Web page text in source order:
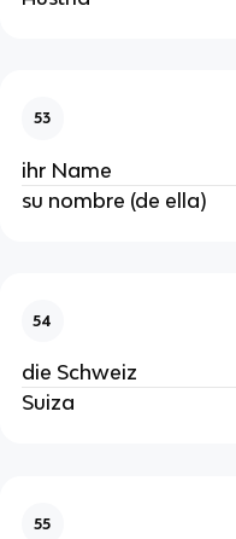
53
ihr Name
su nombre (de ella)
54
die Schweiz
Suiza
55